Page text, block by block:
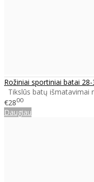
Rožiniai sportiniai batai
Tikslūs batų išmatavimai
€2800
Daugiau